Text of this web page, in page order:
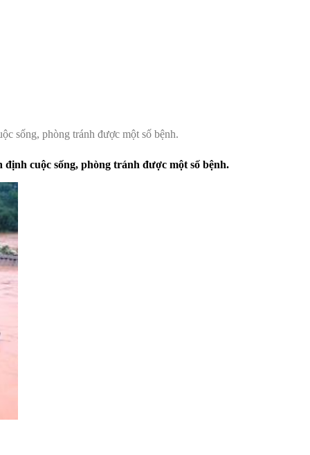
sống, phòng tránh được một số bệnh.
cuộc sống, phòng tránh được một số bệnh.